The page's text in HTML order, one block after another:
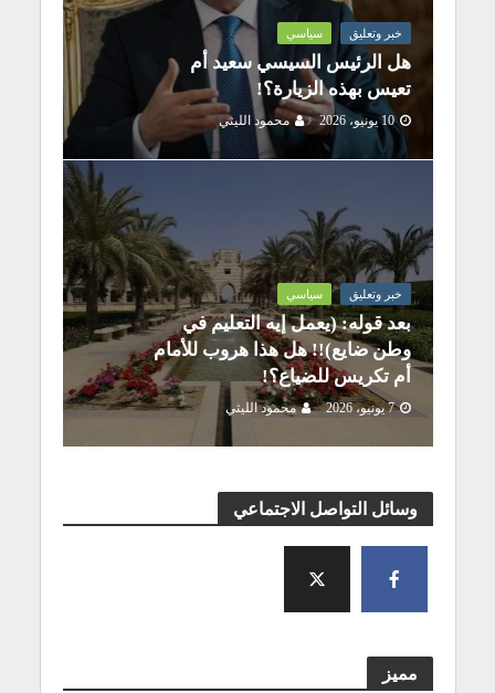
خبر وتعليق سياسي
هل الرئيس السيسي سعيد أم
تعيس بهذه الزيارة؟!
10 يونيو، 2026 محمود الليثي
خبر وتعليق سياسي
بعد قوله: (يعمل إيه التعليم في
وطن ضايع)!! هل هذا هروب للأمام
أم تكريس للضياع؟!
7 يونيو، 2026 محمود الليثي
وسائل التواصل الاجتماعي
مميز